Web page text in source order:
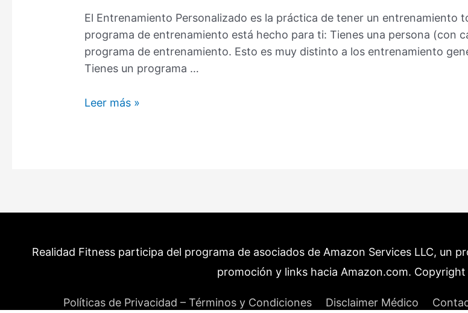
El Entrenamiento Personalizado es la práctica de tener un entrenamiento
programa de entrenamiento está hecho para ti: Tienes una persona (con
programa de entrenamiento. Esto es muy distinto a los entrenamiento
Tienes un programa …
Entrenamiento
Leer más »
Realidad Fitness participa del programa de asociados de Amazon Services LLC, un
promoción y links hacia Amazon.com.
Políticas de Privacidad – Términos y Condiciones Disclaimer Médico